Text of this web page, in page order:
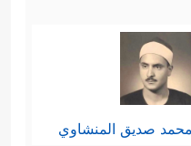
محمد صديق المنشاوي